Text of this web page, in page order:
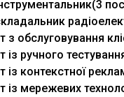
з обслуговування
із ручного
із контекстної
із мережевих